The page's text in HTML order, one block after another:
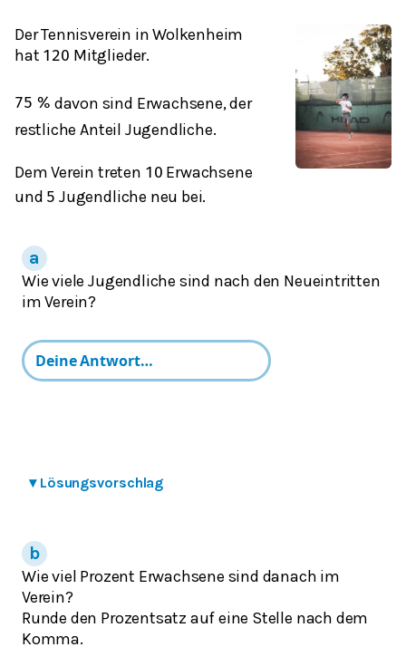
Der Tennisverein in Wolkenheim
hat 120 Mitglieder.
75 % davon sind Erwachsene, der
restliche Anteil Jugendliche.
Dem Verein treten 10 Erwachsene
und 5 Jugendliche neu bei.
Wie viele Jugendliche sind nach den Neueintritten
im Verein?
▾ Lösungsvorschlag
Wie viel Prozent Erwachsene sind danach im
Verein?
Runde den Prozentsatz auf eine Stelle nach dem
Komma.